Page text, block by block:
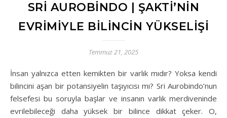
SRI AUROBINDO | ŞAKTI’NIN
EVRIMIYLE BILINCIN YÜKSELIŞI
Temmuz 21, 2025
İnsan yalnızca etten kemikten bir varlık mıdır? Yoksa kendi
bilincini aşan bir potansiyelin taşıyıcısı mı? Sri Aurobindo’nun
felsefesi bu soruyla başlar ve insanın varlık merdiveninde
evrilebileceği daha yüksek bir bilince dikkat çeker. O,